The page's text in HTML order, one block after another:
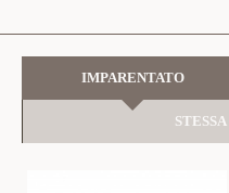
IMPARENTATO